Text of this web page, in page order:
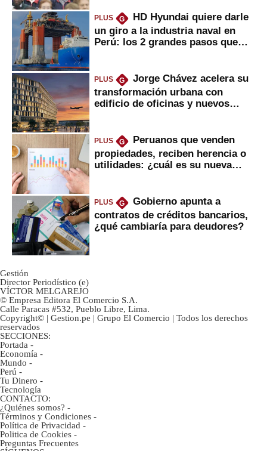
PLUS G
HD Hyundai quiere darle
un giro a la industria naval en
Perú: los 2 grandes pasos que
PLUS G
Jorge Chávez acelera su
transformación urbana con
edificio de oficinas y nuevos
PLUS G
Peruanos que venden
propiedades, reciben herencia o
utilidades: ¿cuál es su nueva
PLUS G
Gobierno apunta a
contratos de créditos bancarios,
¿qué cambiaría para deudores?
Gestión
Director Periodístico (e)
VÍCTOR MELGAREJO
© Empresa Editora El Comercio S.A.
Calle Paracas #532, Pueblo Libre, Lima.
Copyright© | Gestion.pe | Grupo El Comercio | Todos los derechos
reservados
SECCIONES:
Portada -
Economía -
Mundo -
Perú -
Tu Dinero -
Tecnología
CONTACTO:
¿Quiénes somos? -
Términos y Condiciones -
Política de Privacidad -
Politica de Cookies -
Preguntas Frecuentes